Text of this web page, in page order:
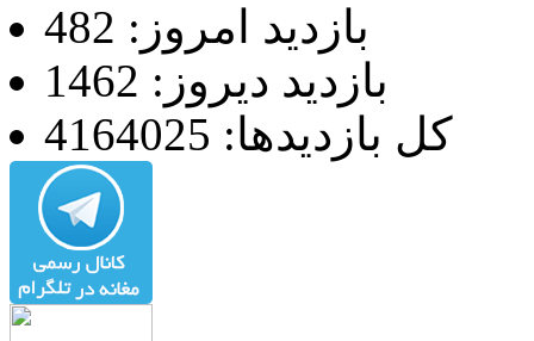
بازدید امروز: 482
بازدید دیروز: 1462
کل بازدیدها: 4164025